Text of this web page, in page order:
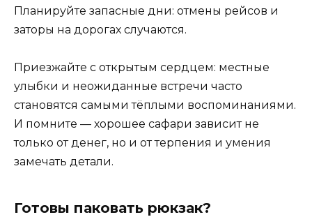
Планируйте запасные дни: отмены рейсов и
заторы на дорогах случаются.
Приезжайте с открытым сердцем: местные
улыбки и неожиданные встречи часто
становятся самыми тёплыми воспоминаниями.
И помните — хорошее сафари зависит не
только от денег, но и от терпения и умения
замечать детали.
Готовы паковать рюкзак?